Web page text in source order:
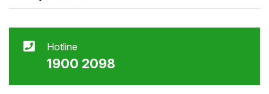
Hotline
1900 2098